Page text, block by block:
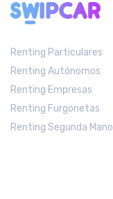
Renting Particulares
Renting Autónomos
Renting Empresas
Renting Furgonetas
Renting Segunda Mano